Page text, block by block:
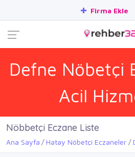
Firma Ekle
Defne Nöbetçi
Acil
Nöbbetçi Eczane Liste
Ana Sayfa Hatay Nöbetçi Eczaneler